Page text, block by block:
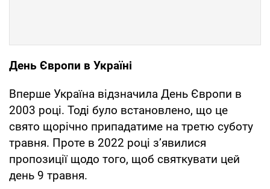
День Європи в Україні
Вперше Україна відзначила День Європи в
2003 році. Тоді було встановлено, що це
свято щорічно припадатиме на третю суботу
травня. Проте в 2022 році з’явилися
пропозиції щодо того, щоб святкувати цей
день 9 травня.